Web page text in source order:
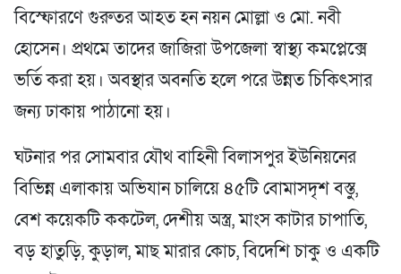
বিস্ফোরণে গুরুতর আহত হন নয়ন মোল্লা ও মো. নবী
হোসেন। প্রথমে তাদের জাজিরা উপজেলা স্বাস্থ্য কমপ্লেক্সে
ভর্তি করা হয়। অবস্থার অবনতি হলে পরে উন্নত চিকিৎসার
জন্য ঢাকায় পাঠানো হয়।
ঘটনার পর সোমবার যৌথ বাহিনী বিলাসপুর ইউনিয়নের
বিভিন্ন এলাকায় অভিযান চালিয়ে ৪৫টি বোমাসদৃশ বস্তু,
বেশ কয়েকটি ককটেল, দেশীয় অস্ত্র, মাংস কাটার চাপাতি,
বড় হাতুড়ি, কুড়াল, মাছ মারার কোচ, বিদেশি চাকু ও একটি